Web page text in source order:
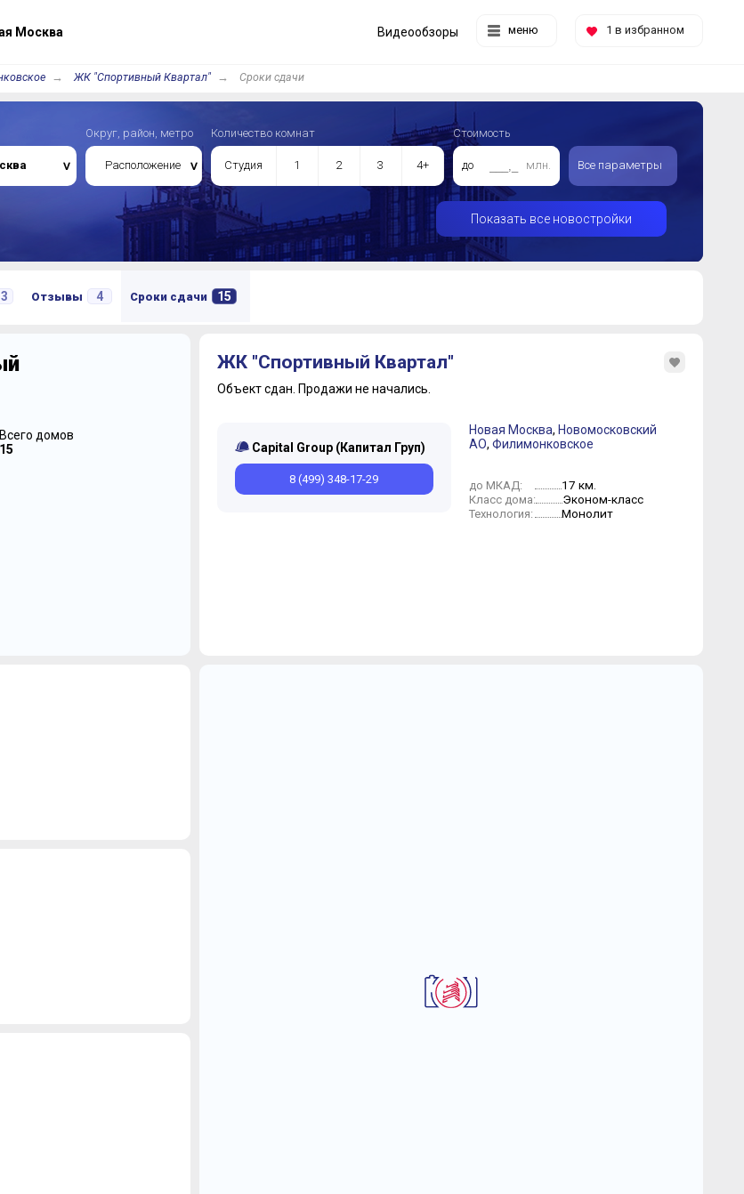
Москва меню 1 в избранном
Видеообзоры
ЖК "Спортивный Квартал" Сроки сдачи
Округ, район, метро
Расположение
Количество комнат
Студия 1 2 3 4+
Стоимость
до млн. Все параметры
Показать все новостройки
Отзывы 4 Сроки сдачи 15
Всего домов
15
ЖК "Спортивный Квартал"
Объект сдан. Продажи не начались.
Capital Group (Капитал Груп)
8 (499) 348-17-29
Новая Москва, Новомосковский
АО, Филимонковское
до МКАД: 17 км.
Класс дома: Эконом-класс
Технология: Монолит